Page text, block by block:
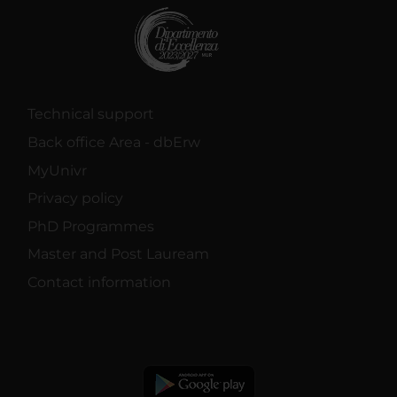
Technical support
Back office Area - dbErw
MyUnivr
Privacy policy
PhD Programmes
Master and Post Lauream
Contact information